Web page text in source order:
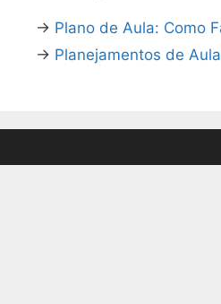
→ Plano de Aula: Como
→ Planejamentos de